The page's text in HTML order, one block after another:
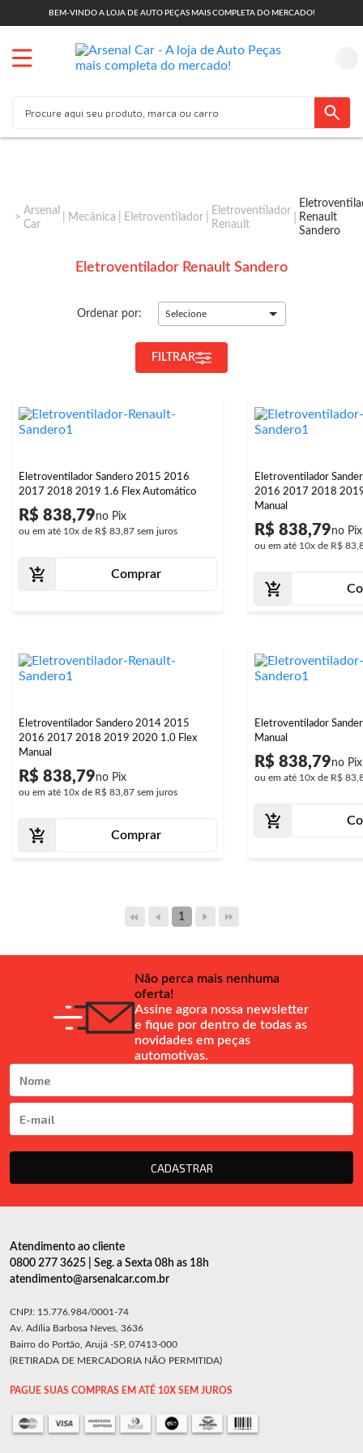
BEM-VINDO A LOJA DE AUTO PEÇAS MAIS COMPLETA DO MERCADO!
Arsenal
Car
Mecânica Eletroventilador
Eletroventilador
Renault
Renault
Sandero
Eletroventilador Renault Sandero
Ordenar por: Selecione
FILTRAR
Eletroventilador Sandero 2015 2016
2017 2018 2019 1.6 Flex Automático
R$ 838,79
ou em até 10x de R$ 83,87 sem juros
Comprar
Eletroventilador
2016 2017 2018
Manual
R$ 838,79
ou em até 10x de R$
Eletroventilador Sandero 2014 2015
2016 2017 2018 2019 2020 1.0 Flex
Manual
R$ 838,79
ou em até 10x de R$ 83,87 sem juros
Comprar
Eletroventilador
Manual
R$ 838,79
ou em até 10x de R$
1
Não perca mais nenhuma
oferta!
Assine agora nossa newsletter
e fique por dentro de todas as
novidades em peças
automotivas.
CADASTRAR
Atendimento ao cliente
0800 277 3625 | Seg. a Sexta 08h as 18h
atendimento@arsenalcar.com.br
CNPJ: 15.776.984/0001-74
Av. Adília Barbosa Neves, 3636
Bairro do Portão, Arujá -SP, 07413-000
(RETIRADA DE MERCADORIA NÃO PERMITIDA)
PAGUE SUAS COMPRAS EM ATÉ 10X SEM JUROS